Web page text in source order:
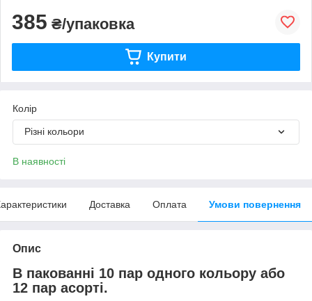
385 ₴/упаковка
Купити
Колір
Різні кольори
В наявності
Доставка Оплата Умови повернення
Опис
В пакованні 10 пар одного кольору або
12 пар асорті.